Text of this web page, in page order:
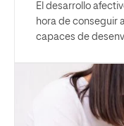
El desarrollo
hora de conseguir
capaces de